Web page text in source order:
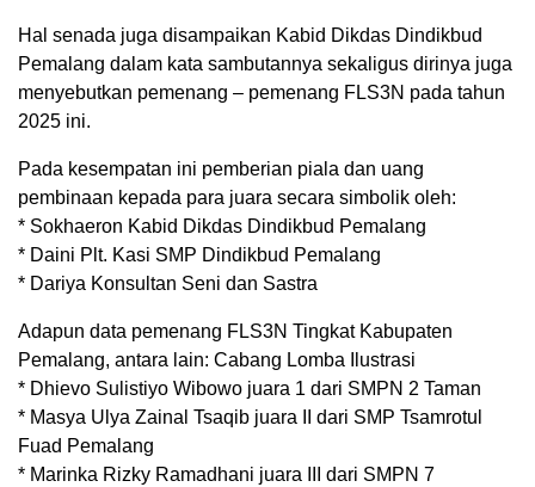
Hal senada juga disampaikan Kabid Dikdas Dindikbud
Pemalang dalam kata sambutannya sekaligus dirinya juga
menyebutkan pemenang – pemenang FLS3N pada tahun
2025 ini.
Pada kesempatan ini pemberian piala dan uang
pembinaan kepada para juara secara simbolik oleh:
* Sokhaeron Kabid Dikdas Dindikbud Pemalang
* Daini Plt. Kasi SMP Dindikbud Pemalang
* Dariya Konsultan Seni dan Sastra
Adapun data pemenang FLS3N Tingkat Kabupaten
Pemalang, antara lain: Cabang Lomba Ilustrasi
* Dhievo Sulistiyo Wibowo juara 1 dari SMPN 2 Taman
* Masya Ulya Zainal Tsaqib juara II dari SMP Tsamrotul
Fuad Pemalang
* Marinka Rizky Ramadhani juara III dari SMPN 7